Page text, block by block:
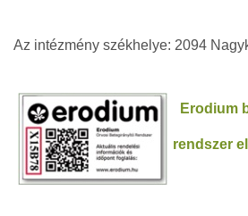
Az intézmény székhelye: 2094
Erodium
rendszer